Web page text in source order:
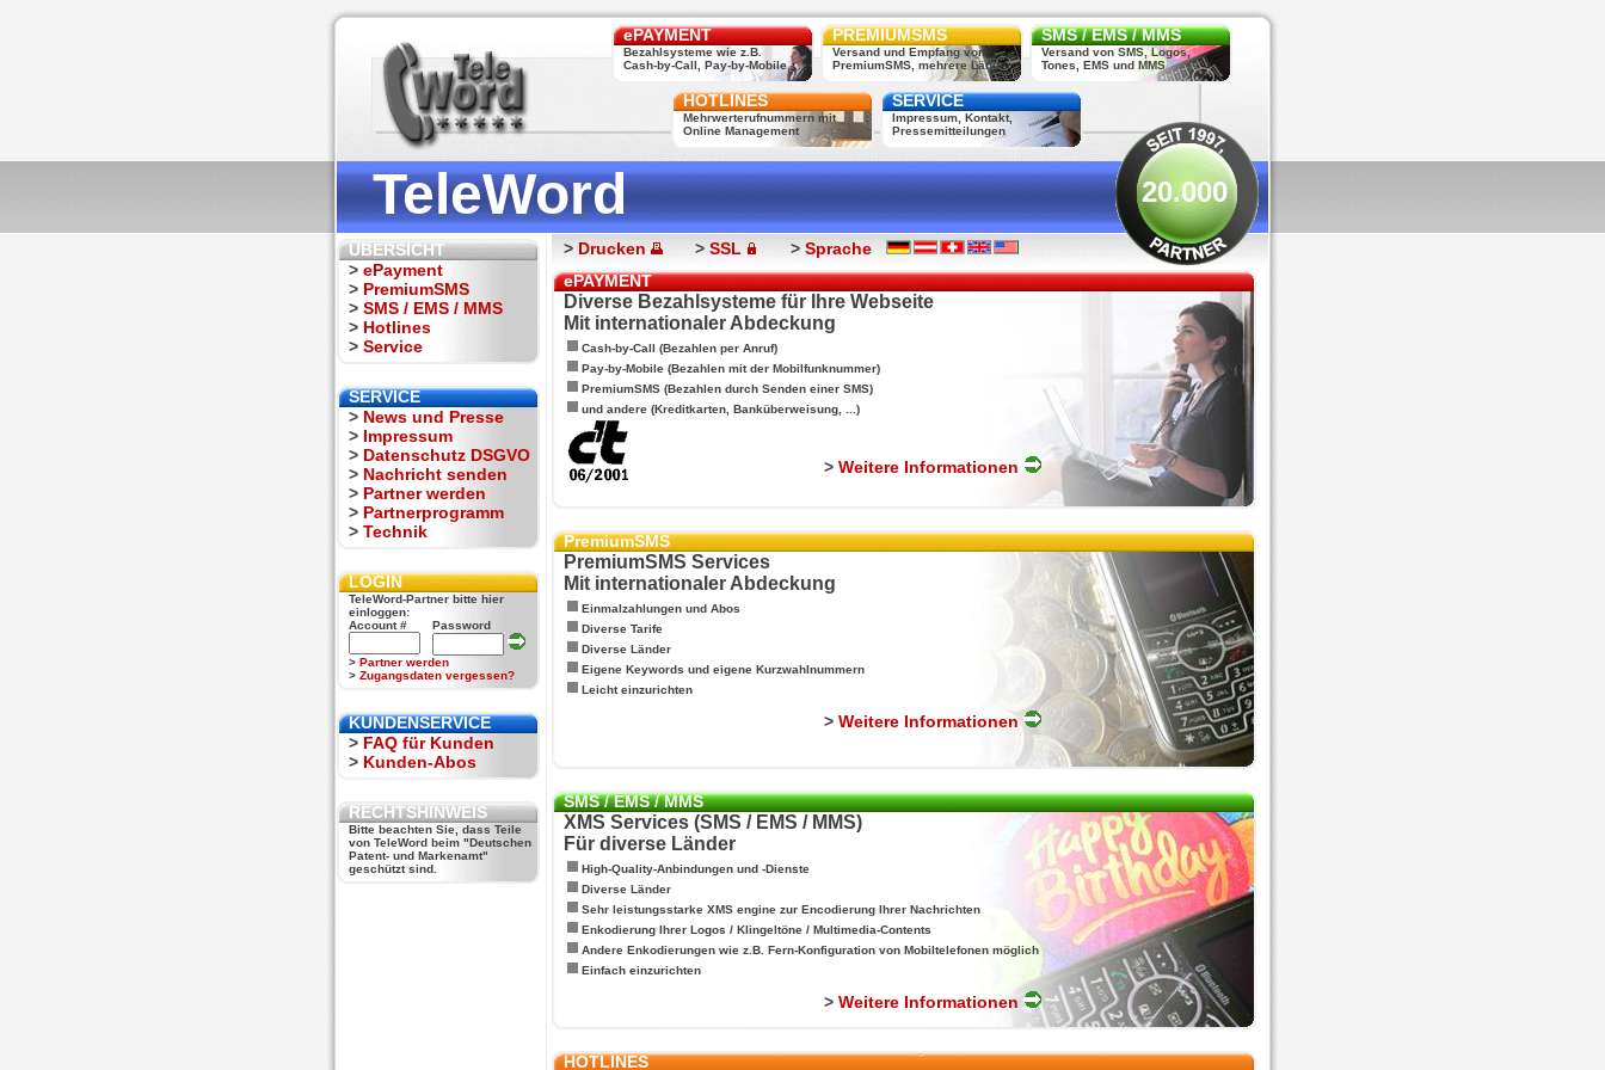
ePAYMENT
Bezahlsysteme wie z.B.
Cash-by-Call, Pay-by-Mobile, ...
PREMIUMSMS
Versand und Empfang von
PremiumSMS, mehrere Länder
SMS / EMS / MMS
Versand von SMS, Logos,
Tones, EMS und MMS
HOTLINES
Mehrwerterufnummern mit
Online Management
SERVICE
Impressum, Kontakt,
Pressemitteilungen
TeleWord 20.000
ÜBERSICHT
> ePayment
> PremiumSMS
> SMS / EMS / MMS
> Hotlines
> Service
SERVICE
> News und Presse
> Impressum
> Datenschutz DSGVO
> Nachricht senden
> Partner werden
> Partnerprogramm
> Technik
LOGIN
TeleWord-Partner bitte hier
einloggen:
Account #
Password
> Partner werden
> Zugangsdaten vergessen?
KUNDENSERVICE
> FAQ für Kunden
> Kunden-Abos
RECHTSHINWEIS
Bitte beachten Sie, dass Teile
von TeleWord beim "Deutschen
Patent- und Markenamt"
geschützt sind.
> Drucken > SSL > Sprache
ePAYMENT
Diverse Bezahlsysteme für Ihre Webseite
Mit internationaler Abdeckung
Cash-by-Call (Bezahlen per Anruf)
Pay-by-Mobile (Bezahlen mit der Mobilfunknummer)
PremiumSMS (Bezahlen durch Senden einer SMS)
und andere (Kreditkarten, Banküberweisung, ...)
> Weitere Informationen
PremiumSMS
PremiumSMS Services
Mit internationaler Abdeckung
Einmalzahlungen und Abos
Diverse Tarife
Diverse Länder
Eigene Keywords und eigene Kurzwahlnummern
Leicht einzurichten
> Weitere Informationen
SMS / EMS / MMS
XMS Services (SMS / EMS / MMS)
Für diverse Länder
High-Quality-Anbindungen und -Dienste
Diverse Länder
Sehr leistungsstarke XMS engine zur Encodierung Ihrer Nachrichten
Enkodierung Ihrer Logos / Klingeltöne / Multimedia-Contents
Andere Enkodierungen wie z.B. Fern-Konfiguration von Mobiltelefonen möglich
Einfach einzurichten
> Weitere Informationen
HOTLINES